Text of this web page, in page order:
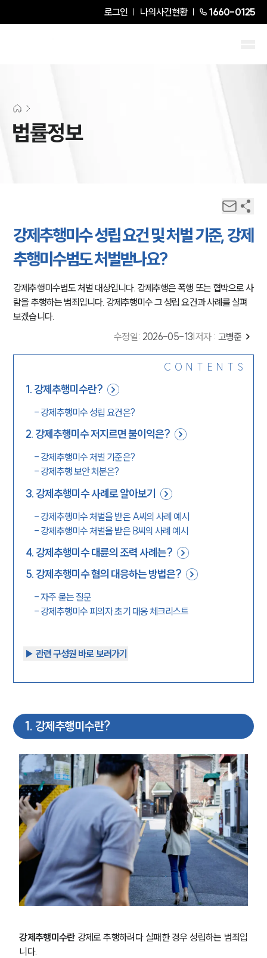
로그인 나의사건현황 1660-0125
법률정보
강제추행미수 성립 요건 및 처벌 기준, 강제
추행미수범도 처벌받나요?
강제추행미수범도 처벌 대상입니다. 강제추행은 폭행 또는 협박으로 사
람을 추행하는 범죄입니다. 강제추행미수 그 성립 요건과 사례를 살펴
보겠습니다.
수정일: 2026-05-13 저자 : 고병준
CONTENTS
1. 강제추행미수란?
- 강제추행미수 성립 요건은?
2. 강제추행미수 저지르면 불이익은?
- 강제추행미수 처벌 기준은?
- 강제추행 보안 처분은?
3. 강제추행미수 사례로 알아보기
- 강제추행미수 처벌을 받은 A씨의 사례 예시
- 강제추행미수 처벌을 받은 B씨의 사례 예시
4. 강제추행미수 대륜의 조력 사례는?
5. 강제추행미수 혐의 대응하는 방법은?
-자주 묻는 질문
- 강제추행미수 피의자 초기 대응 체크리스트
▶︎ 관련 구성원 바로 보러가기
1. 강제추행미수란?
강제추행미수란 강제로 추행하려다 실패한 경우 성립하는 범죄입
니다.